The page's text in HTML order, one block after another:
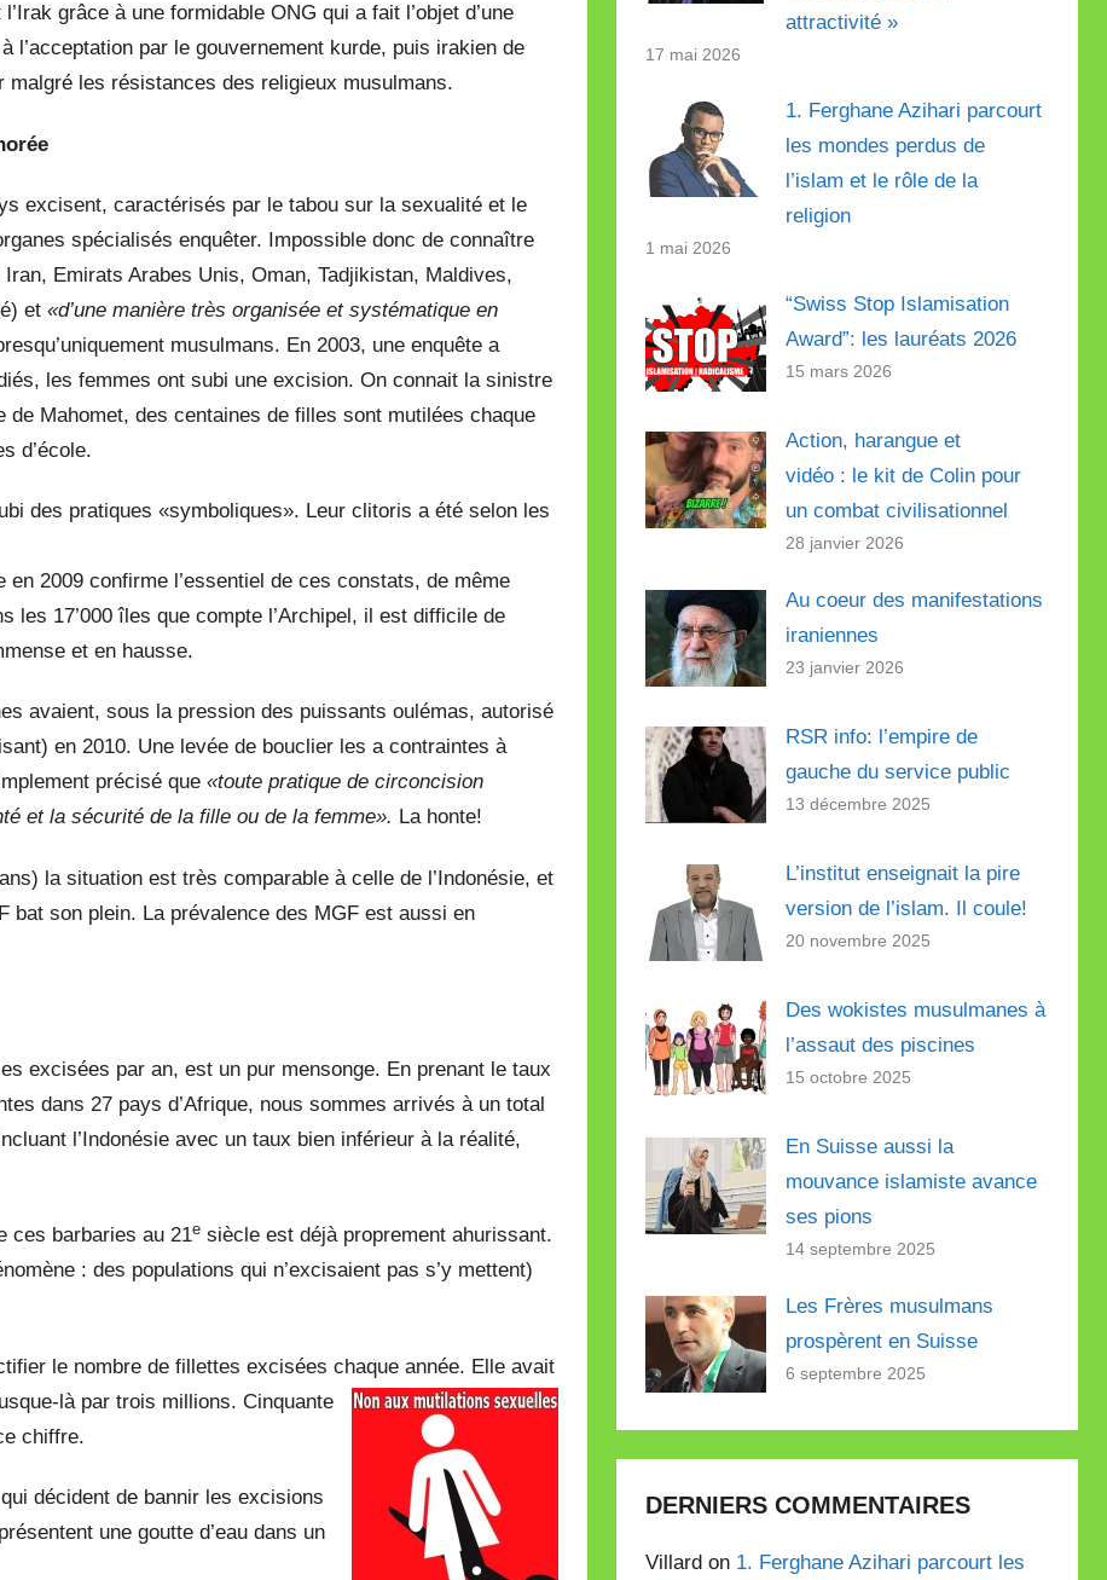
grâce à une formidable ONG qui a fait l’objet d’une
l’acceptation par le gouvernement kurde, puis irakien de
malgré les résistances des religieux musulmans.
excisent, caractérisés par le tabou sur la sexualité et le
spécialisés enquêter. Impossible donc de connaître
Emirats Arabes Unis, Oman, Tadjikistan, Maldives,
et «d’une manière très organisée et systématique en
musulmans. En 2003, une enquête a
les femmes ont subi une excision. On connait la sinistre
de Mahomet, des centaines de filles sont mutilées chaque
d’école.
des pratiques «symboliques». Leur clitoris a été selon les
2009 confirme l’essentiel de ces constats, de même
les 17’000 îles que compte l’Archipel, il est difficile de
et en hausse.
avaient, sous la pression des puissants oulémas, autorisé
en 2010. Une levée de bouclier les a contraintes à
précisé que «toute pratique de circoncision
et la sécurité de la fille ou de la femme». La honte!
la situation est très comparable à celle de l’Indonésie, et
bat son plein. La prévalence des MGF est aussi en
excisées par an, est un pur mensonge. En prenant le taux
dans 27 pays d’Afrique, nous sommes arrivés à un total
l’Indonésie avec un taux bien inférieur à la réalité,
ces barbaries au 21e siècle est déjà proprement ahurissant.
: des populations qui n’excisaient pas s’y mettent)
le nombre de fillettes excisées chaque année. Elle avait
là par trois millions. Cinquante
chiffre.
décident de bannir les excisions
une goutte d’eau dans un
attractivité »
17 mai 2026
1. Ferghane Azihari parcourt
les mondes perdus de
l’islam et le rôle de la
religion
1 mai 2026
“Swiss Stop Islamisation
Award”: les lauréats 2026
15 mars 2026
Action, harangue et
vidéo : le kit de Colin pour
un combat civilisationnel
28 janvier 2026
Au coeur des manifestations
iraniennes
23 janvier 2026
RSR info: l’empire de
gauche du service public
13 décembre 2025
L’institut enseignait la pire
version de l’islam. Il coule!
20 novembre 2025
Des wokistes musulmanes à
l’assaut des piscines
15 octobre 2025
En Suisse aussi la
mouvance islamiste avance
ses pions
14 septembre 2025
Les Frères musulmans
prospèrent en Suisse
6 septembre 2025
DERNIERS COMMENTAIRES
Villard on 1. Ferghane Azihari parcourt les